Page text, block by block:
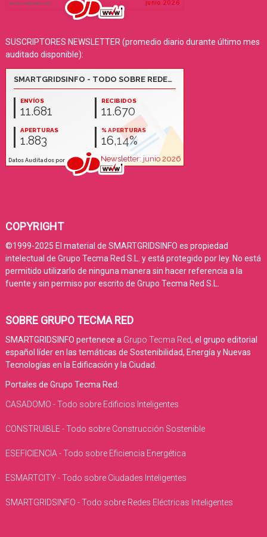
SUSCRIPTORES NEWSLETTER (promedio diario durante último mes
auditado disponible):
COPYRIGHT
©1999-2025 El material de SMARTGRIDSINFO es propiedad
intelectual de Grupo Tecma Red S.L. y está protegido por ley. No está
permitido utilizarlo de ninguna manera sin hacer referencia a la
fuente y sin permiso por escrito de Grupo Tecma Red S.L.
SOBRE GRUPO TECMA RED
SMARTGRIDSINFO pertenece a Grupo Tecma Red, el grupo editorial
español líder en las temáticas de Sostenibilidad, Energía y Nuevas
Tecnologías en la Edificación y la Ciudad.
Portales de Grupo Tecma Red:
CASADOMO - Todo sobre Edificios Inteligentes
CONSTRUIBLE - Todo sobre Construcción Sostenible
ESEFICIENCIA - Todo sobre Eficiencia Energética
ESMARTCITY - Todo sobre Ciudades Inteligentes
SMARTGRIDSINFO - Todo sobre Redes Eléctricas Inteligentes